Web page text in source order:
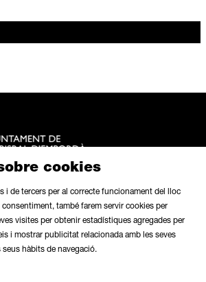
Ús de galetes | Butlletí | Contacte
cookies
i de tercers per al correcte funcionament del lloc
també farem servir cookies per
visites per obtenir estadístiques agregades per
i mostrar publicitat relacionada amb les seves
hàbits de navegació.